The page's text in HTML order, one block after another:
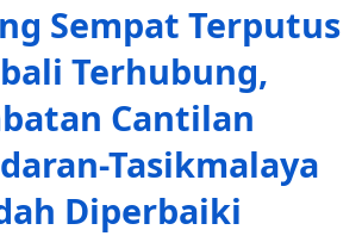
Sempat Terputus
Terhubung,
Cantilan
Tasikmalaya
Diperbaiki